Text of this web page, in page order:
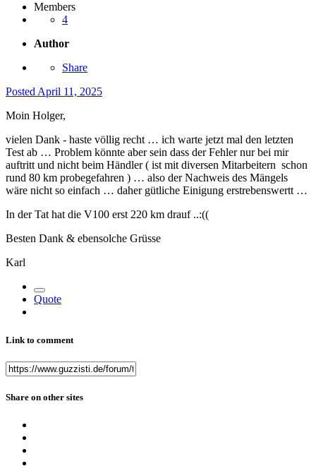
Members
4
Author
Share
PostedApril 11, 2025
Moin Holger,
vielen Dank - haste völlig recht … ich warte jetzt mal den letzten
Test ab … Problem könnte aber sein dass der Fehler nur bei mir
auftritt und nicht beim Händler ( ist mit diversen Mitarbeitern schon
rund 80 km probegefahren ) … also der Nachweis des Mängels
wäre nicht so einfach … daher gütliche Einigung erstrebenswertt …
In der Tat hat die V100 erst 220 km drauf ..:((
Besten Dank & ebensolche Grüsse
Karl
Quote
Link to comment
Share on other sites